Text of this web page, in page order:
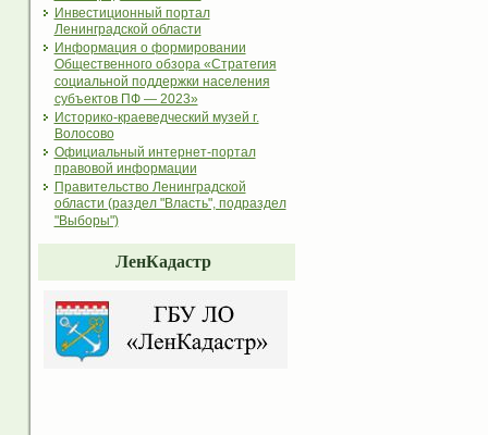
Инвестиционный портал
Ленинградской области
Информация о формировании
Общественного обзора «Стратегия
социальной поддержки населения
субъектов ПФ — 2023»
Историко-краеведческий музей г.
Волосово
Официальный интернет-портал
правовой информации
Правительство Ленинградской
области (раздел "Власть", подраздел
"Выборы")
ЛенКадастр